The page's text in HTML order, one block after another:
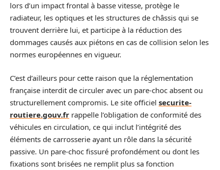
lors d’un impact frontal à basse vitesse, protège le
radiateur, les optiques et les structures de châssis qui se
trouvent derrière lui, et participe à la réduction des
dommages causés aux piétons en cas de collision selon les
normes européennes en vigueur.
C’est d’ailleurs pour cette raison que la réglementation
française interdit de circuler avec un pare-choc absent ou
structurellement compromis. Le site officiel securite-
routiere.gouv.fr rappelle l’obligation de conformité des
véhicules en circulation, ce qui inclut l’intégrité des
éléments de carrosserie ayant un rôle dans la sécurité
passive. Un pare-choc fissuré profondément ou dont les
fixations sont brisées ne remplit plus sa fonction